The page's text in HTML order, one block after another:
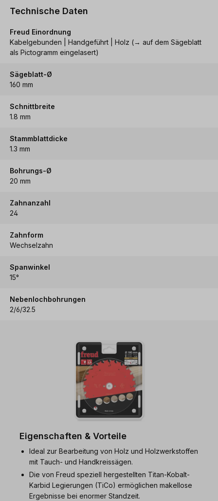
Technische Daten
Freud Einordnung
Kabelgebunden | Handgeführt | Holz (→ auf dem Sägeblatt
als Pictogramm eingelasert)
Sägeblatt-Ø
160 mm
Schnittbreite
1.8 mm
Stammblattdicke
1.3 mm
Bohrungs-Ø
20 mm
Zahnanzahl
24
Zahnform
Wechselzahn
Spanwinkel
15°
Nebenlochbohrungen
2/6/32.5
Eigenschaften & Vorteile
Ideal zur Bearbeitung von Holz und Holzwerkstoffen
mit Tauch- und Handkreissägen.
Die von Freud speziell hergestellten Titan-Kobalt-
Karbid Legierungen (TiCo) ermöglichen makellose
Ergebnisse bei enormer Standzeit.